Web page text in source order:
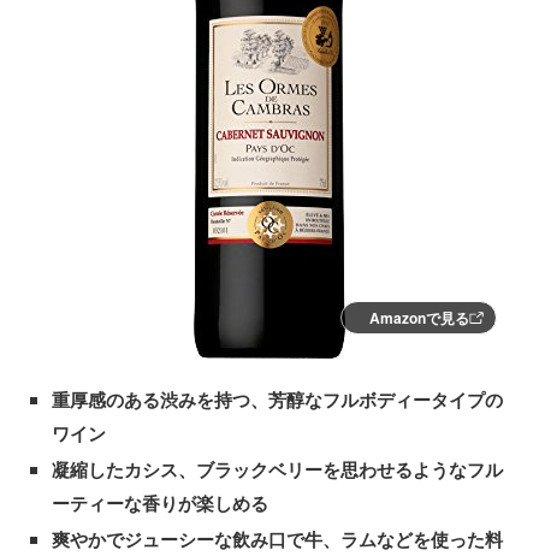
Amazonで見る
重厚感のある渋みを持つ、芳醇なフルボディータイプの
ワイン
凝縮したカシス、ブラックベリーを思わせるようなフル
ーティーな香りが楽しめる
爽やかでジューシーな飲み口で牛、ラムなどを使った料